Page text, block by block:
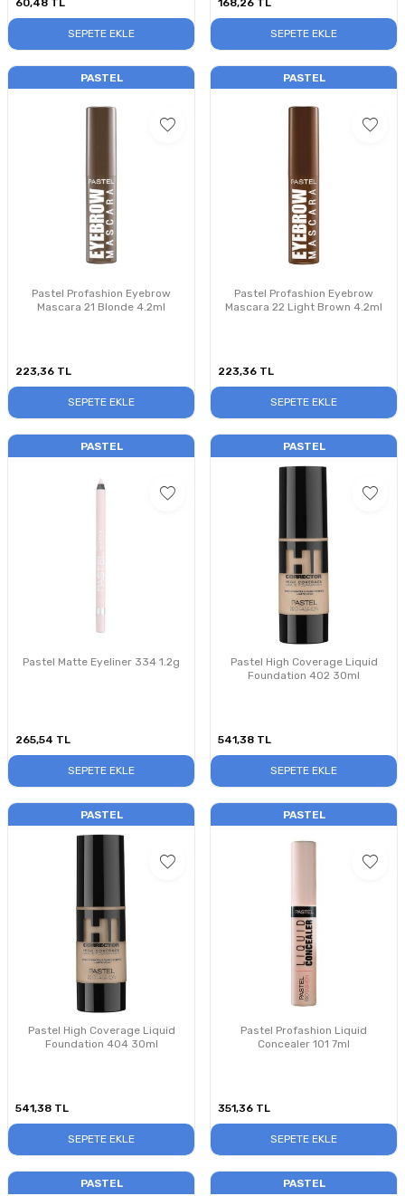
60,48 TL
SEPETE EKLE
168,26 TL
SEPETE EKLE
PASTEL
Pastel Profashion Eyebrow
Mascara 21 Blonde 4.2ml
223,36 TL
SEPETE EKLE
PASTEL
Pastel Profashion Eyebrow
Mascara 22 Light Brown 4.2ml
223,36 TL
SEPETE EKLE
PASTEL
Pastel Matte Eyeliner 334 1.2g
265,54 TL
SEPETE EKLE
PASTEL
Pastel High Coverage Liquid
Foundation 402 30ml
541,38 TL
SEPETE EKLE
PASTEL
Pastel High Coverage Liquid
Foundation 404 30ml
541,38 TL
SEPETE EKLE
PASTEL
Pastel Profashion Liquid
Concealer 101 7ml
351,36 TL
SEPETE EKLE
PASTEL PASTEL